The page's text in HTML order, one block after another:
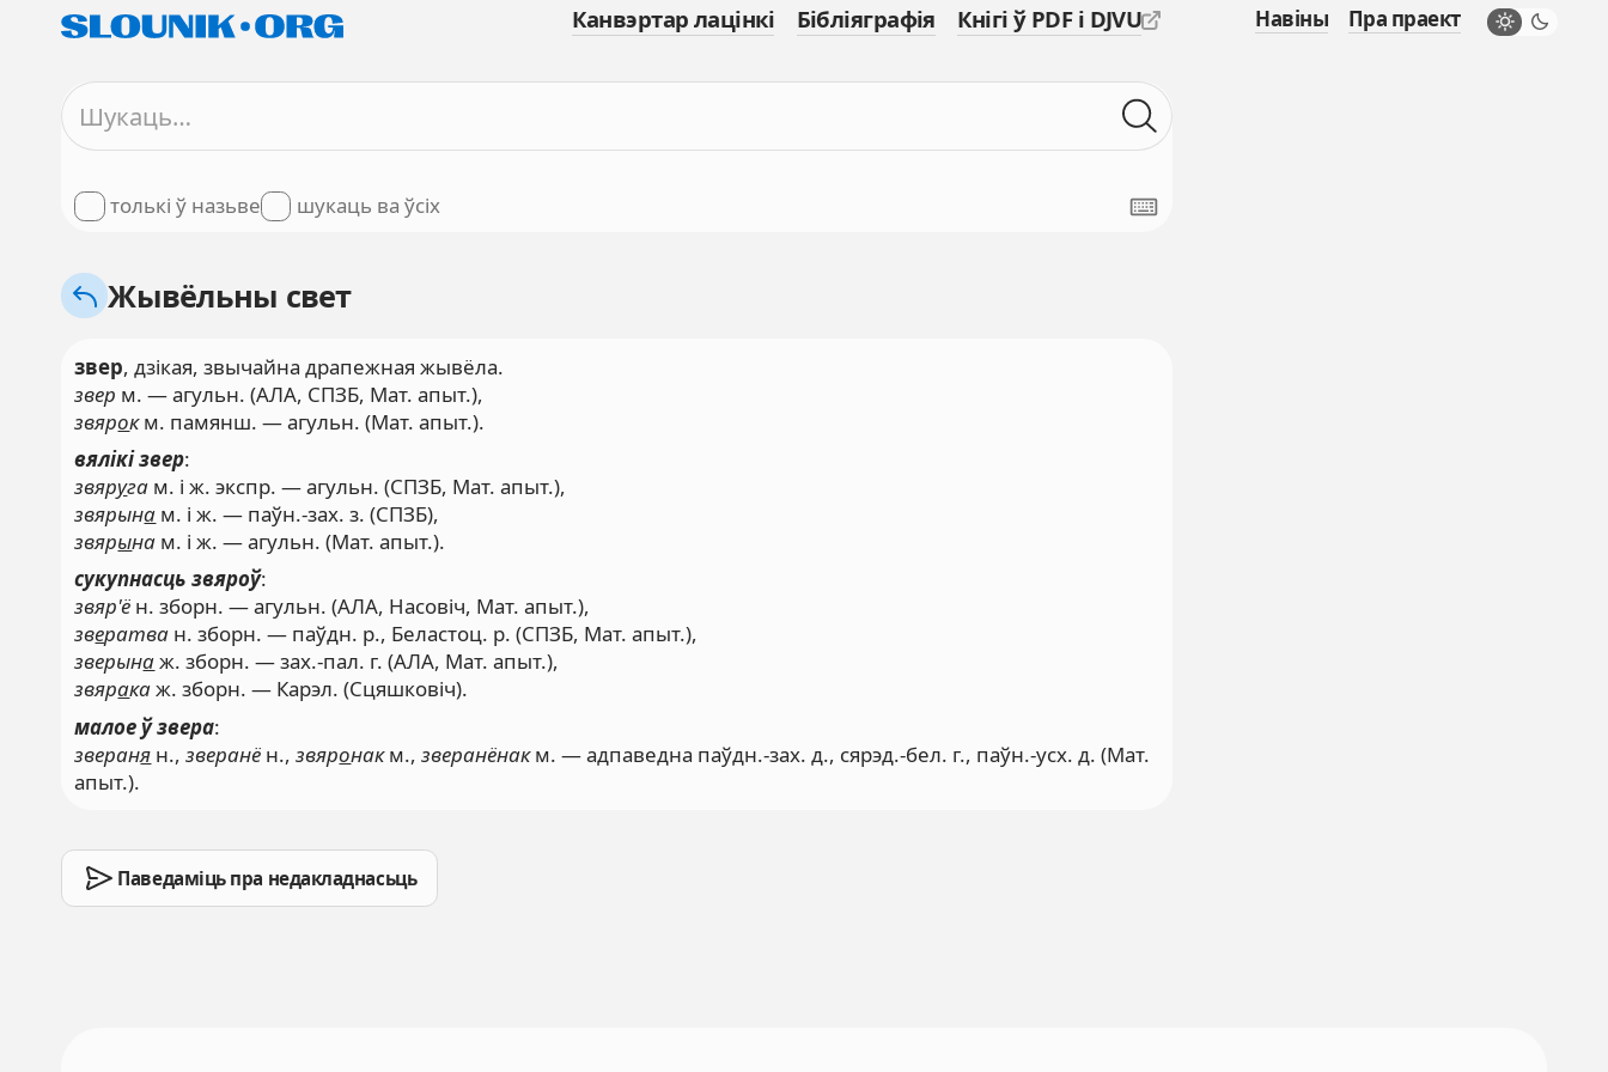
Канвэртар лацінкі Бібліяграфія Кнігі ў PDF і DJVU Навіны Пра праект
толькі ў назьве шукаць ва ўсіх
Жывёльны свет
звер, дзікая, звычайна драпежная жывёла.
звер м. — агульн. (АЛА, СПЗБ, Мат. апыт.),
звярокм. памянш. — агульн. (Мат. апыт.).
вялікі звер:
звяруга м. і ж. экспр. — агульн. (СПЗБ, Мат. апыт.),
звярына м. і ж. — паўн.-зах. з. (СПЗБ),
звярына м. і ж. — агульн. (Мат. апыт.).
сукупнасць звяроў:
звяр'ё н. зборн. — агульн. (АЛА, Насовіч, Мат. апыт.),
звератва н. зборн. — паўдн. р., Беластоц. р. (СПЗБ, Мат. апыт.),
зверынаж. зборн. — зах.-пал. г. (АЛА, Мат. апыт.),
звяракаж. зборн. — Карэл. (Сцяшковіч).
малое ў звера:
звераня н.,зверанё н.,звяронакм.,зверанёнакм. — адпаведна паўдн.-зах. д., сярэд.-бел. г., паўн.-усх. д. (Мат.
апыт.).
Паведаміць пра недакладнасьць